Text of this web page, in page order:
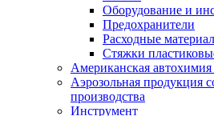
Оборудование и
Предохранители
Расходные
Стяжки
Американская
Аэрозольная продукция
производства
Инструмент